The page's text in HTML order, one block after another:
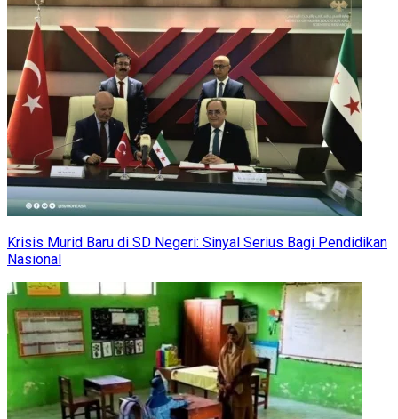
Krisis Murid Baru di SD Negeri: Sinyal Serius Bagi Pendidikan
Nasional